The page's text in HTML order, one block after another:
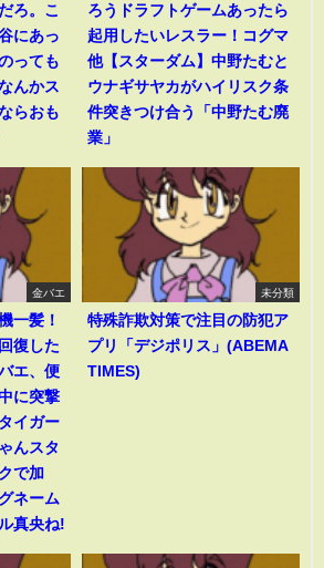
ろ。こ
にあっ
っても
んかス
らおも
ろうドラフトゲームあったら
起用したいレスラー！コグマ
他【スターダム】中野たむと
ウナギサヤカがハイリスク条
件突きつけ合う「中野たむ廃
業」
金バエ
一髪！
復した
エ、便
に突撃
イガー
んスタ
で加
ネーム
真央ね!
未分類
特殊詐欺対策で注目の防犯ア
プリ「デジポリス」(ABEMA
TIMES)